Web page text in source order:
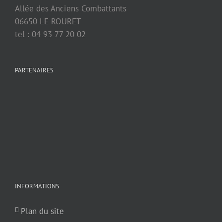
Allée des Anciens Combattants
06650 LE ROURET
tel : 04 93 77 20 02
PARTENAIRES
INFORMATIONS
Plan du site